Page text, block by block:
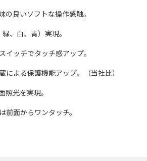
の良いソフトな操作感触。
、白、青）実現。
イッチでタッチ感アップ。
による保護機能アップ。（当社比）
照光を実現。
前面からワンタッチ。